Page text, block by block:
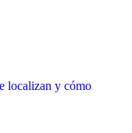
localizan y cómo